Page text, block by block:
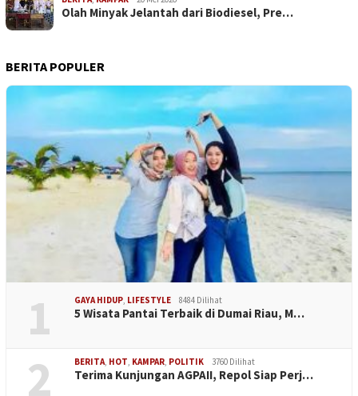
Olah Minyak Jelantah dari Biodiesel, Pre…
BERITA POPULER
1 GAYA HIDUP LIFESTYLE 8484 Dilihat
5 Wisata Pantai Terbaik di Dumai Riau, M…
2 BERITA HOT KAMPAR POLITIK 3760 Dilihat
Terima Kunjungan AGPAII, Repol Siap Perj…